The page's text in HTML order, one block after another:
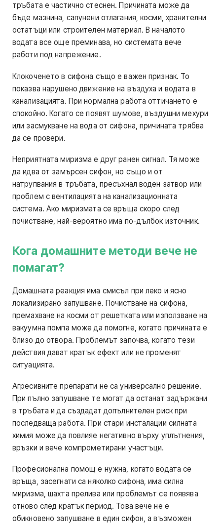
тръбата е частично стеснен. Причината може да
бъде мазнина, сапунени отлагания, косми, хранителни
остатъци или строителен материал. В началото
водата все още преминава, но системата вече
работи под напрежение.
Клокоченето в сифона също е важен признак. То
показва нарушено движение на въздуха и водата в
канализацията. При нормална работа оттичането е
спокойно. Когато се появят шумове, въздушни мехури
или засмукване на вода от сифона, причината трябва
да се провери.
Неприятната миризма е друг ранен сигнал. Тя може
да идва от замърсен сифон, но също и от
натрупвания в тръбата, пресъхнал воден затвор или
проблем с вентилацията на канализационната
система. Ако миризмата се връща скоро след
почистване, най-вероятно има по-дълбок източник.
Кога домашните методи вече не
помагат?
Домашната реакция има смисъл при леко и ясно
локализирано запушване. Почистване на сифона,
премахване на косми от решетката или използване на
вакуумна помпа може да помогне, когато причината е
близо до отвора. Проблемът започва, когато тези
действия дават кратък ефект или не променят
ситуацията.
Агресивните препарати не са универсално решение.
При пълно запушване те могат да останат задържани
в тръбата и да създадат допълнителен риск при
последваща работа. При стари инсталации силната
химия може да повлияе негативно върху уплътнения,
връзки и вече компрометирани участъци.
Професионална помощ е нужна, когато водата се
връща, засегнати са няколко сифона, има силна
миризма, шахта прелива или проблемът се появява
отново след кратък период. Това вече не е
обикновено запушване в един сифон, а възможен